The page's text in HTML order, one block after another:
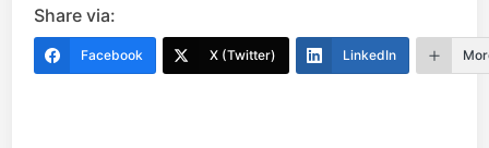
Share via:
Facebook X (Twitter) LinkedIn